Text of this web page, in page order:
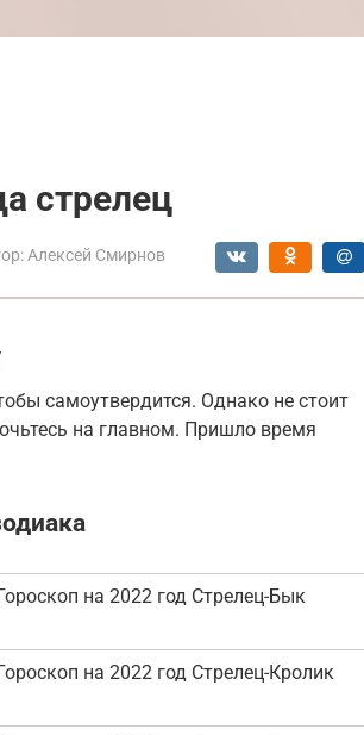
стрелец
Алексей Смирнов
самоутвердится. Однако не стоит
на главном. Пришло время
на 2022 год Стрелец-Бык
на 2022 год Стрелец-Кролик